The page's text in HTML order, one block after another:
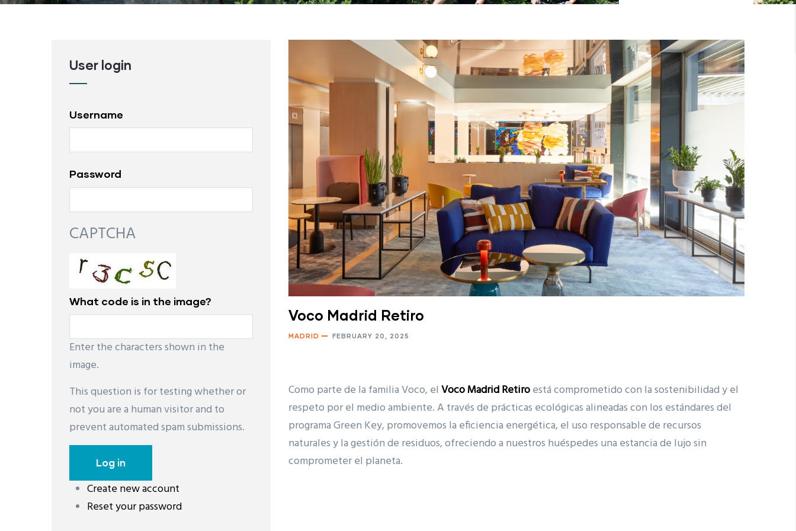
Voco Madrid Retiro
MADRID FEBRUARY 20, 2025
Como parte de la familia Voco, el Voco Madrid Retiroestá comprometido con la sostenibilidad y el
respeto por el medio ambiente. A través de prácticas ecológicas alineadas con los estándares del
programa Green Key, promovemos la eficiencia energética, el uso responsable de recursos
naturales y la gestión de residuos, ofreciendo a nuestros huéspedes una estancia de lujo sin
comprometer el planeta.
User login
Username
Password
CAPTCHA
What code is in the image?
Enter the characters shown in the
image.
This question is for testing whether or
not you are a human visitor and to
prevent automated spam submissions.
Create new account
Reset your password
레딧 다운로드coloring pages printable